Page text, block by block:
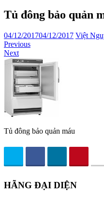
Tủ đông bảo quản
04/12/201704/12/2017 Việt
Previous
Next
Tủ đông bảo quản máu
HÃNG ĐẠI DIỆN